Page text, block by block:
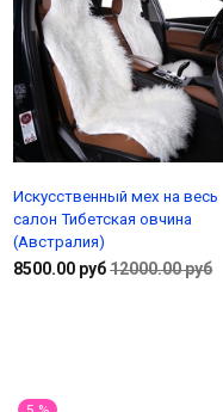
Искусственный мех на весь
салон Тибетская овчина
(Австралия)
8500.00 руб12000.00 руб